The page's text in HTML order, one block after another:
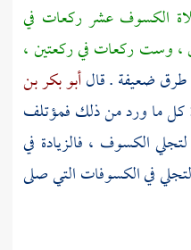
الكسوف عشر ركعات في
، وست ركعات في ركعتين ،
ضعيفة . قالأبو بكر بن
ما ورد من ذلك فمؤتلف
الكسوف ، فالزيادة في
في الكسوفات التي صلى